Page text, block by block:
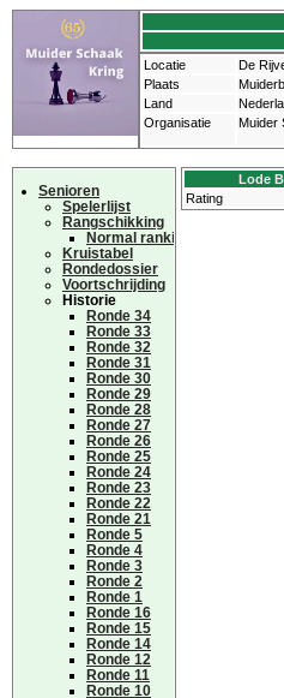
Locatie
De
Plaats
Land
Organisatie
Muider
Senioren
Spelerlijst
Rangschikking
Normal ranking
Kruistabel
Rondedossier
Voortschrijding
Historie
Ronde 34
Ronde 33
Ronde 32
Ronde 31
Ronde 30
Ronde 29
Ronde 28
Ronde 27
Ronde 26
Ronde 25
Ronde 24
Ronde 23
Ronde 22
Ronde 21
Ronde 5
Ronde 4
Ronde 3
Ronde 2
Ronde 1
Ronde 16
Ronde 15
Ronde 14
Ronde 12
Ronde 11
Ronde 10
Lode
Rating